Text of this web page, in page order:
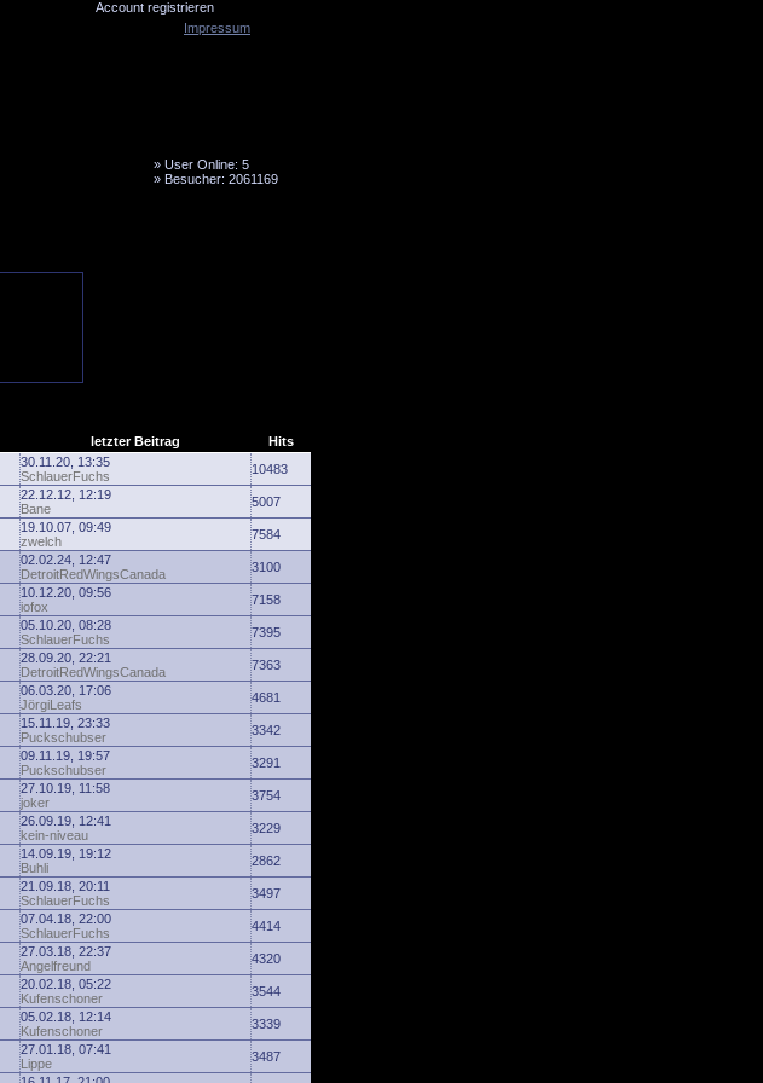
Account registrieren
» User Online: 5
» Besucher: 2061169
letzter Beitrag
Hits
30.11.20, 13:35
SchlauerFuchs
10483
22.12.12, 12:19
Bane
5007
19.10.07, 09:49
zwelch
7584
02.02.24, 12:47
DetroitRedWingsCanada
3100
10.12.20, 09:56
iofox
7158
05.10.20, 08:28
SchlauerFuchs
7395
28.09.20, 22:21
DetroitRedWingsCanada
7363
06.03.20, 17:06
JörgiLeafs
4681
15.11.19, 23:33
Puckschubser
3342
09.11.19, 19:57
Puckschubser
3291
27.10.19, 11:58
joker
3754
26.09.19, 12:41
kein-niveau
3229
14.09.19, 19:12
Buhli
2862
21.09.18, 20:11
SchlauerFuchs
3497
07.04.18, 22:00
SchlauerFuchs
4414
27.03.18, 22:37
Angelfreund
4320
20.02.18, 05:22
Kufenschoner
3544
05.02.18, 12:14
Kufenschoner
3339
27.01.18, 07:41
Lippe
3487
Impressum